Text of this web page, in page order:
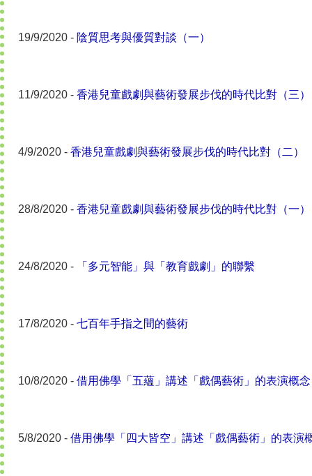
19/9/2020 - 陰質思考與優質對談（一）
11/9/2020 - 香港兒童戲劇與藝術發展步伐的時代比對（三）
4/9/2020 - 香港兒童戲劇與藝術發展步伐的時代比對（二）
28/8/2020 - 香港兒童戲劇與藝術發展步伐的時代比對（一）
24/8/2020 - 「多元智能」與「教育戲劇」的聯繫
17/8/2020 - 七百年手指之間的藝術
10/8/2020 - 借用佛學「五蘊」講述「戲偶藝術」的表演概念
5/8/2020 - 借用佛學「四大皆空」講述「戲偶藝術」的表演